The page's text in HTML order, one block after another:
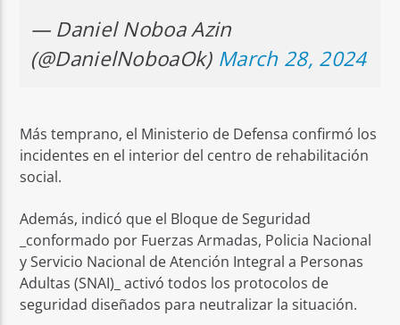
— Daniel Noboa Azin
(@DanielNoboaOk) March 28, 2024
Más temprano, el Ministerio de Defensa confirmó los
incidentes en el interior del centro de rehabilitación
social.
Además, indicó que el Bloque de Seguridad
_conformado por Fuerzas Armadas, Policia Nacional
y Servicio Nacional de Atención Integral a Personas
Adultas (SNAI)_ activó todos los protocolos de
seguridad diseñados para neutralizar la situación.